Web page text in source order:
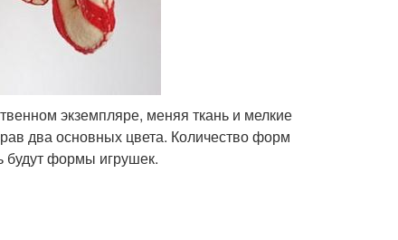
экземпляре, меняя ткань и мелкие
два основных цвета. Количество форм
будут формы игрушек.